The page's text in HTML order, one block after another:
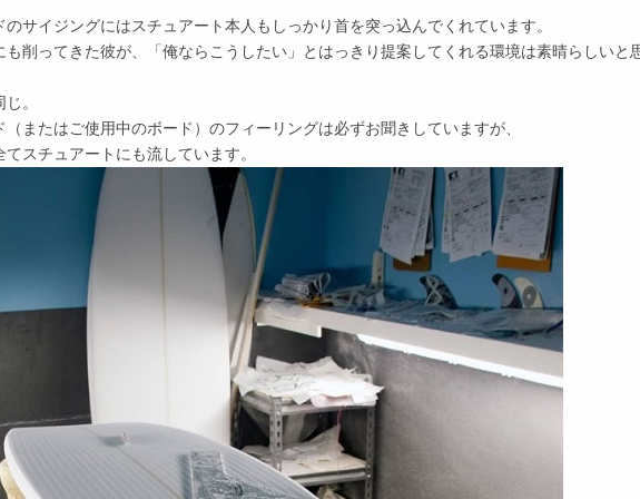
サイジングにはスチュアート本人もしっかり首を突っ込んでくれています。
も削ってきた彼が、「俺ならこうしたい」とはっきり提案してくれる環境は素晴らしいと
。
（またはご使用中のボード）のフィーリングは必ずお聞きしていますが、
スチュアートにも流しています。